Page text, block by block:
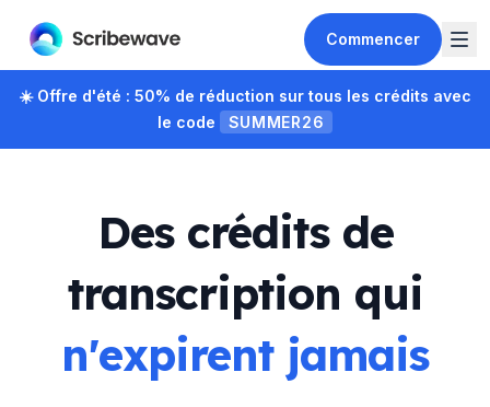
Commencer
☀️ Offre d'été : 50% de réduction sur tous les crédits avec
le code
SUMMER26
Des crédits de
transcription qui
n'expirent jamais